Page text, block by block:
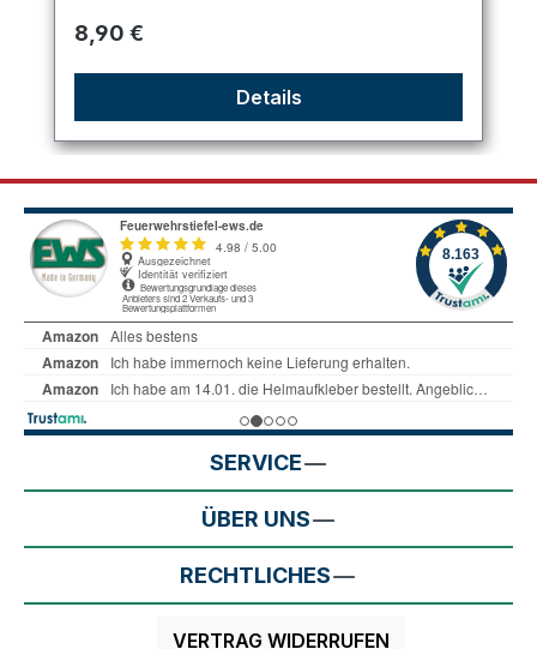
Regulärer Preis:
8,90 €
Details
SERVICE
ÜBER UNS
RECHTLICHES
VERTRAG WIDERRUFEN